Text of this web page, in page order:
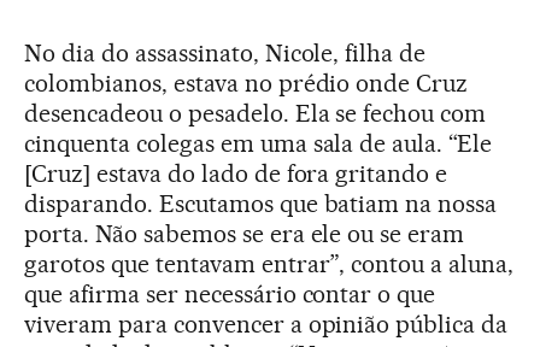
No dia do assassinato, Nicole, filha de
colombianos, estava no prédio onde Cruz
desencadeou o pesadelo. Ela se fechou com
cinquenta colegas em uma sala de aula. “Ele
[Cruz] estava do lado de fora gritando e
disparando. Escutamos que batiam na nossa
porta. Não sabemos se era ele ou se eram
garotos que tentavam entrar”, contou a aluna,
que afirma ser necessário contar o que
viveram para convencer a opinião pública da